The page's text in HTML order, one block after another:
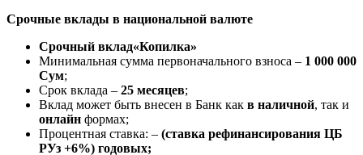
Срочные вклады в национальной валюте
Срочный вклад«Копилка»
Минимальная сумма первоначального взноса – 1 000 000
Сум;
Срок вклада – 25 месяцев;
Вклад может быть внесен в Банк как в наличной, так и
онлайн формах;
Процентная ставка: – (ставка рефинансирования ЦБ
РУз +6%) годовых;